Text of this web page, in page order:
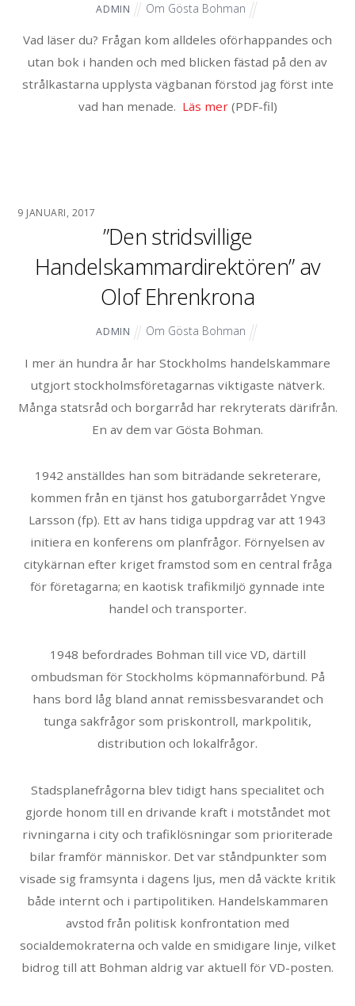
ADMIN Om Gösta Bohman
Vad läser du? Frågan kom alldeles oförhappandes och
utan bok i handen och med blicken fästad på den av
strålkastarna upplysta vägbanan förstod jag först inte
vad han menade. Läs mer(PDF-fil)
9 JANUARI, 2017
”Den stridsvillige
Handelskammardirektören” av
Olof Ehrenkrona
ADMIN Om Gösta Bohman
I mer än hundra år har Stockholms handelskammare
utgjort stockholmsföretagarnas viktigaste nätverk.
Många statsråd och borgarråd har rekryterats därifrån.
En av dem var Gösta Bohman.
1942 anställdes han som biträdande sekreterare,
kommen från en tjänst hos gatuborgarrådet Yngve
Larsson (fp). Ett av hans tidiga uppdrag var att 1943
initiera en konferens om planfrågor. Förnyelsen av
citykärnan efter kriget framstod som en central fråga
för företagarna; en kaotisk trafikmiljö gynnade inte
handel och transporter.
1948 befordrades Bohman till vice VD, därtill
ombudsman för Stockholms köpmannaförbund. På
hans bord låg bland annat remissbesvarandet och
tunga sakfrågor som priskontroll, markpolitik,
distribution och lokalfrågor.
Stadsplanefrågorna blev tidigt hans specialitet och
gjorde honom till en drivande kraft i motståndet mot
rivningarna i city och trafiklösningar som prioriterade
bilar framför människor. Det var ståndpunkter som
visade sig framsynta i dagens ljus, men då väckte kritik
både internt och i partipolitiken. Handelskammaren
avstod från politisk konfrontation med
socialdemokraterna och valde en smidigare linje, vilket
bidrog till att Bohman aldrig var aktuell för VD-posten.